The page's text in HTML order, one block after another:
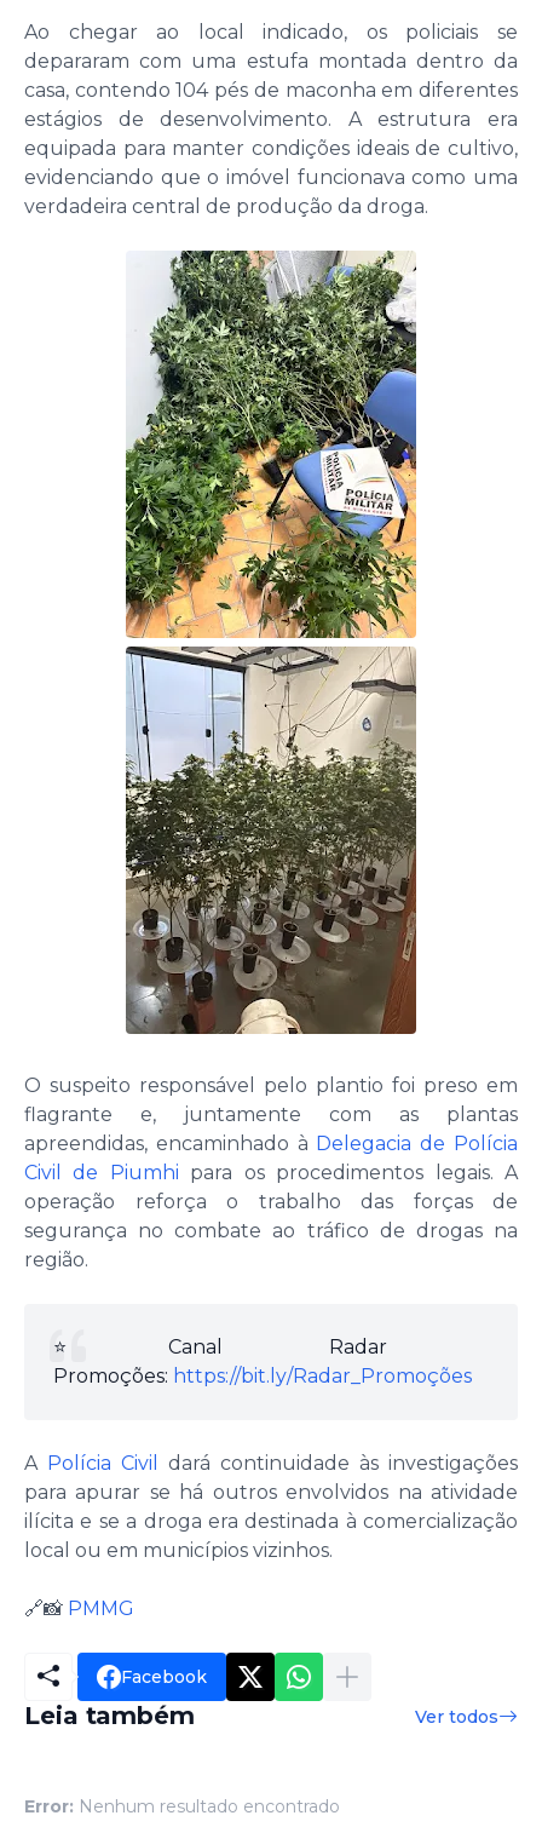
Ao chegar ao local indicado, os policiais se
depararam com uma estufa montada dentro da
casa, contendo 104 pés de maconha em diferentes
estágios de desenvolvimento. A estrutura era
equipada para manter condições ideais de cultivo,
evidenciando que o imóvel funcionava como uma
verdadeira central de produção da droga.
O suspeito responsável pelo plantio foi preso em
flagrante e, juntamente com as plantas
apreendidas, encaminhado à Delegacia de Polícia
Civil de Piumhi para os procedimentos legais. A
operação reforça o trabalho das forças de
segurança no combate ao tráfico de drogas na
região.
⭐️Canal Radar
Promoções: https://bit.ly/Radar_Promoções
A Polícia Civil
dará continuidade às investigações
para apurar se há outros envolvidos na atividade
ilícita e se a droga era destinada à comercialização
local ou em municípios vizinhos.
🔗📸 PMMG
Facebook
Leia também Ver todos
Error: Nenhum resultado encontrado